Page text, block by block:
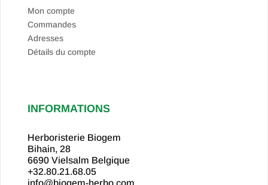
Mon compte
Commandes
Adresses
Détails du compte
INFORMATIONS
Herboristerie Biogem
Bihain, 28
6690 Vielsalm Belgique
+32.80.21.68.05